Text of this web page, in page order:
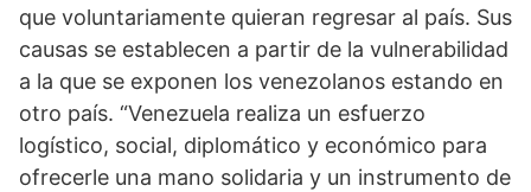
que voluntariamente quieran regresar al país. Sus
causas se establecen a partir de la vulnerabilidad
a la que se exponen los venezolanos estando en
otro país. “Venezuela realiza un esfuerzo
logístico, social, diplomático y económico para
ofrecerle una mano solidaria y un instrumento de